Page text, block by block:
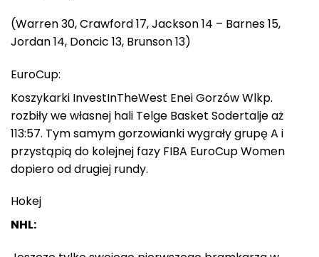
(Warren 30, Crawford 17, Jackson 14 – Barnes 15,
Jordan 14, Doncic 13, Brunson 13)
EuroCup:
Koszykarki InvestInTheWest Enei Gorzów Wlkp.
rozbiły we własnej hali Telge Basket Sodertalje aż
113:57. Tym samym gorzowianki wygrały grupę A i
przystąpią do kolejnej fazy FIBA EuroCup Women
dopiero od drugiej rundy.
Hokej
NHL: